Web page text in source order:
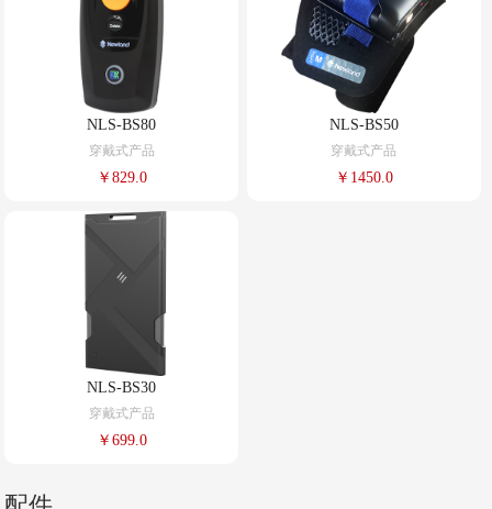
NLS-BS80
穿戴式产品
￥829.0
NLS-BS50
穿戴式产品
￥1450.0
NLS-BS30
穿戴式产品
￥699.0